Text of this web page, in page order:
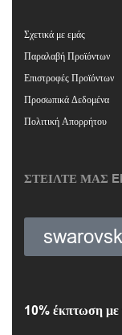
Σχετικά με εμάς
Παραλαβή Προϊόντων
Επιστροφές Προϊόντων
Προσωπικά Δεδομένα
Πολιτική Απορρήτου
ΣΤΕΙΛΤΕ ΜΑΣ
10% έκπτωση